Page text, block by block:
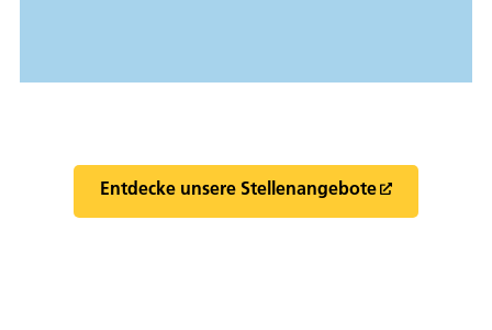
Entdecke unsere Stellenangebote